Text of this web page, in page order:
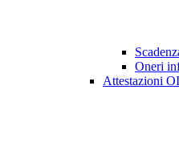
Oneri
Attestazioni